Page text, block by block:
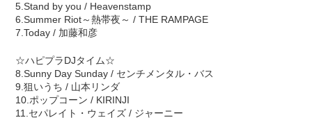
5.Stand by you / Heavenstamp
6.Summer Riot～熱帯夜～ / THE RAMPAGE
7.Today / 加藤和彦
☆ハピプラDJタイム☆
8.Sunny Day Sunday / センチメンタル・バス
9.狙いうち / 山本リンダ
10.ポップコーン / KIRINJI
11.セパレイト・ウェイズ / ジャーニー